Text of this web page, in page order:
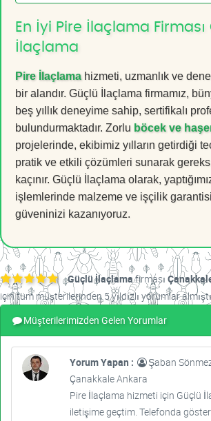
En İyi Pire İlaçlama Firması
İlaçlama
Pire İlaçlamahizmeti, uzmanlık ve
bir alandır. Güçlü İlaçlama firmamız,
beş yıllık deneyime sahip, sertifikalı
bulundurmaktadır. Zorlu böcek ve
projelerinde, ekibimiz yılların getirdiği
pratik ve etkili çözümleri sunarak
kaçınır. Güçlü İlaçlama olarak,
işlemlerinde malzeme ve işçilik
güveninizi kazanıyoruz.
Güçlü İlaçlamafirması
için tüm müşterilerinden 5 yıldızlı yorumlar
Müşterilerimizden Gelen Yorumlar
Yorum Yapan :
Şaban
Çanakkale Ankara
Pire İlaçlama hizmeti için Güçlü
iletişime geçtim. Telefonda